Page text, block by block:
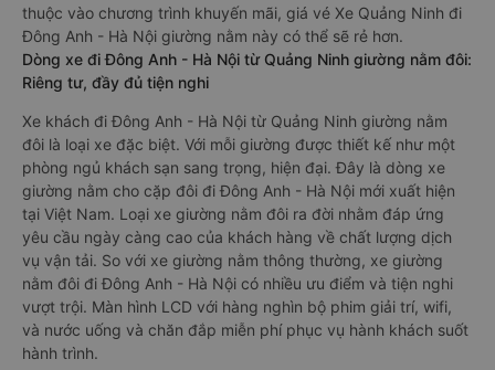
thuộc vào chương trình khuyến mãi, giá vé Xe Quảng Ninh đi
Đông Anh - Hà Nội giường nằm này có thể sẽ rẻ hơn.
Dòng xe đi Đông Anh - Hà Nội từ Quảng Ninh giường nằm đôi:
Riêng tư, đầy đủ tiện nghi
Xe khách đi Đông Anh - Hà Nội từ Quảng Ninh giường nằm
đôi là loại xe đặc biệt. Với mỗi giường được thiết kế như một
phòng ngủ khách sạn sang trọng, hiện đại. Đây là dòng xe
giường nằm cho cặp đôi đi Đông Anh - Hà Nội mới xuất hiện
tại Việt Nam. Loại xe giường nằm đôi ra đời nhằm đáp ứng
yêu cầu ngày càng cao của khách hàng về chất lượng dịch
vụ vận tải. So với xe giường nằm thông thường, xe giường
nằm đôi đi Đông Anh - Hà Nội có nhiều ưu điểm và tiện nghi
vượt trội. Màn hình LCD với hàng nghìn bộ phim giải trí, wifi,
và nước uống và chăn đắp miễn phí phục vụ hành khách suốt
hành trình.